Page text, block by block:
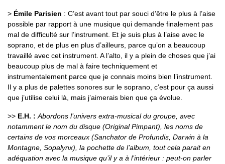
> Émile Parisien : C’est avant tout par souci d’être le plus à l’aise
possible par rapport à une musique qui demande finalement pas
mal de difficulté sur l’instrument. Et je suis plus à l’aise avec le
soprano, et de plus en plus d’ailleurs, parce qu’on a beaucoup
travaillé avec cet instrument. A l’alto, il y a plein de choses que j’ai
beaucoup plus de mal à faire techniquement et
instrumentalement parce que je connais moins bien l’instrument.
Il y a plus de palettes sonores sur le soprano, c’est pour ça aussi
que j’utilise celui là, mais j’aimerais bien que ça évolue.
>> E.H. : Abordons l’univers extra-musical du groupe, avec
notamment le nom du disque (Original Pimpant), les noms de
certains de vos morceaux (Sanchator de Profundis, Darwin à la
Montagne, Sopalynx), la pochette de l’album, tout cela parait en
adéquation avec la musique qu’il y a à l’intérieur : peut-on parler